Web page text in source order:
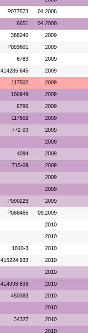
P077573 04.2008
6651 04.2008
388240 2009
P093601 2009
6783 2009
414285 645 2009
117502 2009
106949 2009
6796 2009
117502 2009
772-09 2009
2009
4094 2009
715-09 2009
2009
2009
P090223 2009
P088465 09.2009
2010
2010
1010-3 2010
415224 933 2010
2010
414998 836 2010
450383 2010
2010
34327 2010
2010